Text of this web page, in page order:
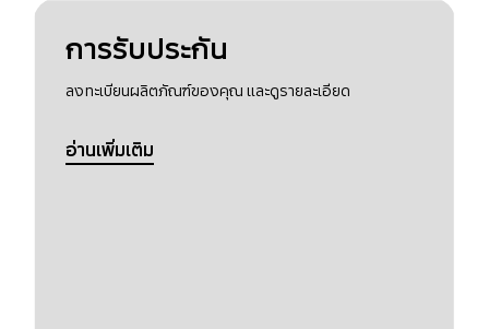
การรับประกัน
ลงทะเบียนผลิตภัณฑ์ของคุณ และดูรายละเอียด
อ่านเพิ่มเติม